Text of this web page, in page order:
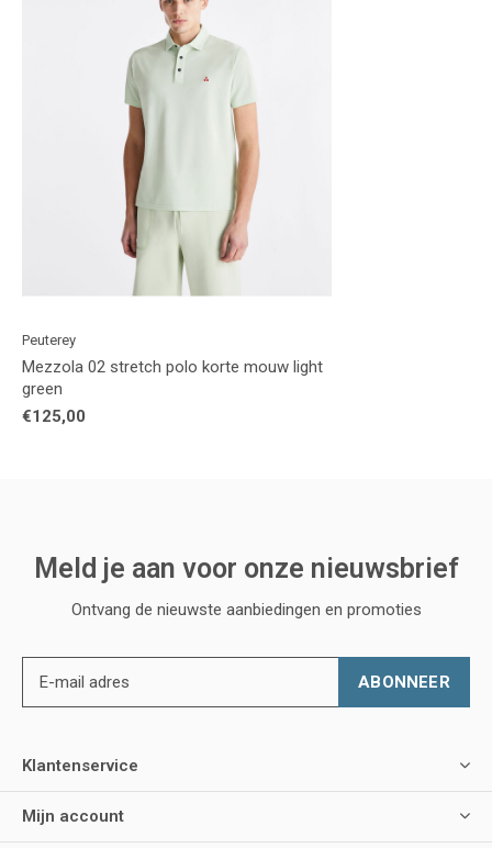
Peuterey
Mezzola 02 stretch polo korte mouw light
green
€125,00
Meld je aan voor onze nieuwsbrief
Ontvang de nieuwste aanbiedingen en promoties
ABONNEER
Klantenservice
Mijn account